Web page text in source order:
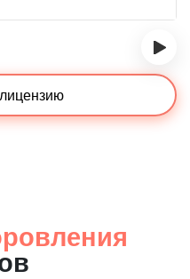
›